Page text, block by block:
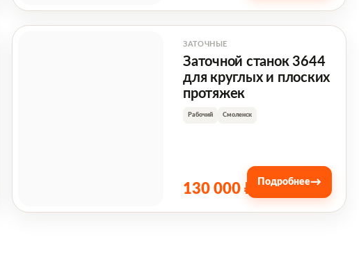
Заточной станок 3644
для круглых и плоских
протяжек
ЗАТОЧНЫЕ
130 000 ₽
Рабочий Смоленск
Подробнее→